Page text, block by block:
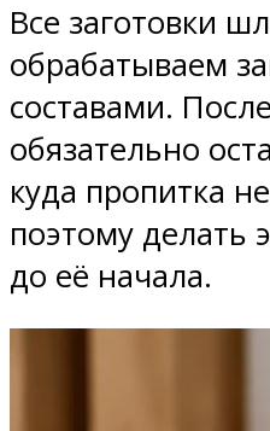
Все заготовки
обрабатываем
составами.
обязательно
куда пропитка
поэтому делать
до её начала.